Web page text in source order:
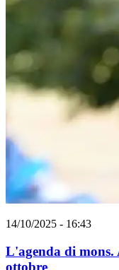
14/10/2025 - 16:43
L'agenda di mons.
ottobre